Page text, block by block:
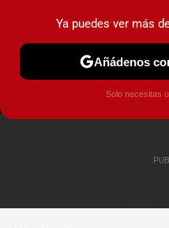
MENÚ
COCHES
Ya puedes ver más
Añádenos
Solo necesitas